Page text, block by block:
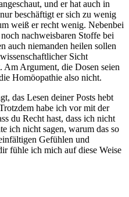
und er hat auch in
beschäftigt er sich zu wenig
weiß er recht wenig. Nebenbei
nachweisbaren Stoffe bei
auch niemanden heilen sollen
Sicht
Am Argument, die Dosen seien
Homöopathie also nicht.
das Lesen deiner Posts hebt
habe ich vor mit der
du Recht hast, dass ich nicht
ich nicht sagen, warum das so
Gefühlen und
fühle ich mich auf diese Weise